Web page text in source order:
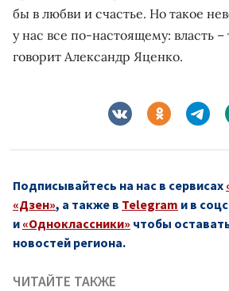
бы в любви и счастье. Но такое
у нас все по-настоящему: власть
говорит Александр Яценко.
Подписывайтесь на нас в сервисах
«Дзен», а также в Telegram и в
и «Одноклассники» чтобы
новостей региона.
ЧИТАЙТЕ ТАКЖЕ